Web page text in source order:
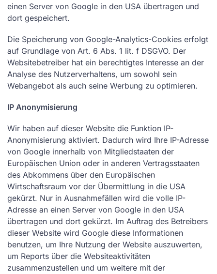
einen Server von Google in den USA übertragen und
dort gespeichert.
Die Speicherung von Google-Analytics-Cookies erfolgt
auf Grundlage von Art. 6 Abs. 1 lit. f DSGVO. Der
Websitebetreiber hat ein berechtigtes Interesse an der
Analyse des Nutzerverhaltens, um sowohl sein
Webangebot als auch seine Werbung zu optimieren.
IP Anonymisierung
Wir haben auf dieser Website die Funktion IP-
Anonymisierung aktiviert. Dadurch wird Ihre IP-Adresse
von Google innerhalb von Mitgliedstaaten der
Europäischen Union oder in anderen Vertragsstaaten
des Abkommens über den Europäischen
Wirtschaftsraum vor der Übermittlung in die USA
gekürzt. Nur in Ausnahmefällen wird die volle IP-
Adresse an einen Server von Google in den USA
übertragen und dort gekürzt. Im Auftrag des Betreibers
dieser Website wird Google diese Informationen
benutzen, um Ihre Nutzung der Website auszuwerten,
um Reports über die Websiteaktivitäten
zusammenzustellen und um weitere mit der